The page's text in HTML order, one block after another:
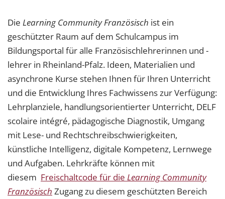
Die Learning Community Französisch ist ein
geschützter Raum auf dem Schulcampus im
Bildungsportal für alle Französischlehrerinnen und -
lehrer in Rheinland-Pfalz. Ideen, Materialien und
asynchrone Kurse stehen Ihnen für Ihren Unterricht
und die Entwicklung Ihres Fachwissens zur Verfügung:
Lehrplanziele, handlungsorientierter Unterricht, DELF
scolaire intégré, pädagogische Diagnostik, Umgang
mit Lese- und Rechtschreibschwierigkeiten,
künstliche Intelligenz, digitale Kompetenz, Lernwege
und Aufgaben. Lehrkräfte können mit
diesem Freischaltcode für die Learning Community
Französisch Zugang zu diesem geschützten Bereich